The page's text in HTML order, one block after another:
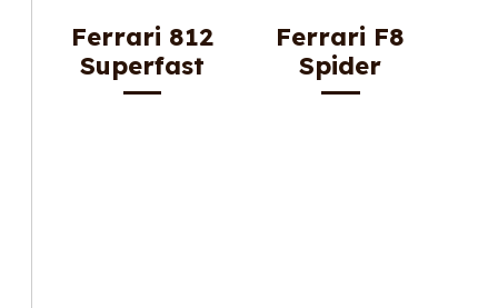
Ferrari 812
Superfast
Ferrari F8
Spider